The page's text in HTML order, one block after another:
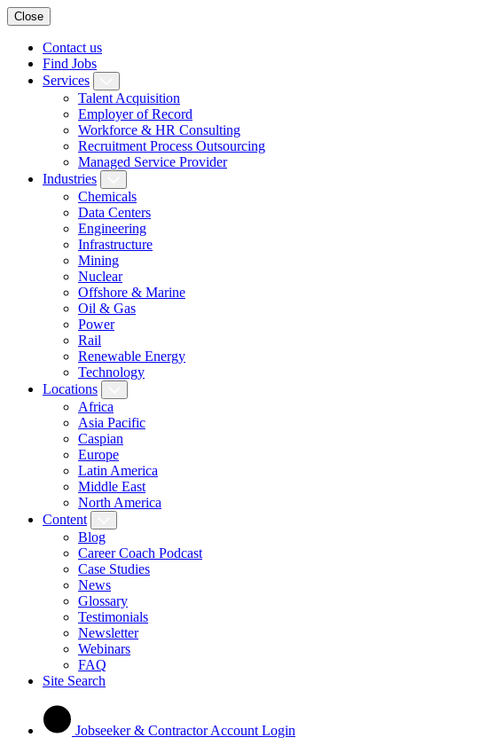
Close
Contact us
Find Jobs
Services
Talent Acquisition
Employer of Record
Workforce & HR Consulting
Recruitment Process Outsourcing
Managed Service Provider
Industries
Chemicals
Data Centers
Engineering
Infrastructure
Mining
Nuclear
Offshore & Marine
Oil & Gas
Power
Rail
Renewable Energy
Technology
Locations
Africa
Asia Pacific
Caspian
Europe
Latin America
Middle East
North America
Content
Blog
Career Coach Podcast
Case Studies
News
Glossary
Testimonials
Newsletter
Webinars
FAQ
Site Search
Jobseeker & Contractor Account Login